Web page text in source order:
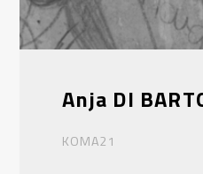
Anja DI
KOMA21